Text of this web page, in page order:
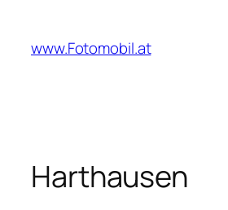
springen
www.Fotomobil.at
Harthausen